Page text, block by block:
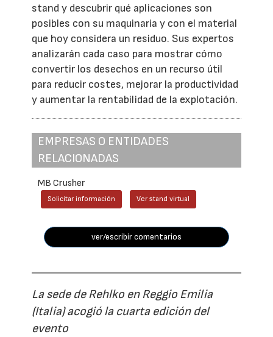
stand y descubrir qué aplicaciones son
posibles con su maquinaria y con el material
que hoy considera un residuo. Sus expertos
analizarán cada caso para mostrar cómo
convertir los desechos en un recurso útil
para reducir costes, mejorar la productividad
y aumentar la rentabilidad de la explotación.
EMPRESAS O ENTIDADES
RELACIONADAS
MB Crusher
Solicitar información Ver stand virtual
ver/escribir comentarios
La sede de Rehlko en Reggio Emilia
(Italia) acogió la cuarta edición del
evento